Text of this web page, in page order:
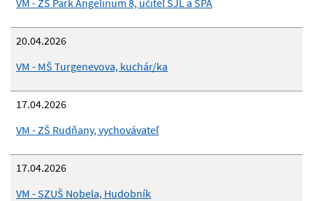
VM - ZŠ Park Angelinum 8, učiteľ SJL a ŠPA
20.04.2026
VM - MŠ Turgenevova, kuchár/ka
17.04.2026
VM - ZŠ Rudňany, vychovávateľ
17.04.2026
VM - SZUŠ Nobela, Hudobník